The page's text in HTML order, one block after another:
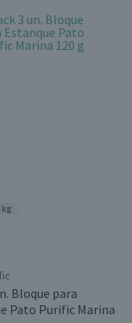
kg
Bloque para
Pato Purific Marina